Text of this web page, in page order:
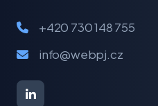
+420 730 148 755
info@webpj.cz